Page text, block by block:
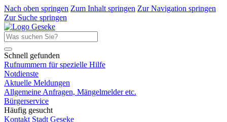
Nach oben springen Zum Inhalt springen Zur Navigation springen
Zur Suche springen
Schnell gefunden
Rufnummern für spezielle Hilfe
Notdienste
Aktuelle Meldungen
Allgemeine Anfragen, Mängelmelder etc.
Bürgerservice
Häufig gesucht
Kontakt Stadt Geseke